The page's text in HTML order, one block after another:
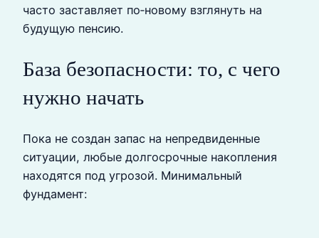
часто заставляет по‑новому взглянуть на
будущую пенсию.
База безопасности: то, с чего
нужно начать
Пока не создан запас на непредвиденные
ситуации, любые долгосрочные накопления
находятся под угрозой. Минимальный
фундамент: